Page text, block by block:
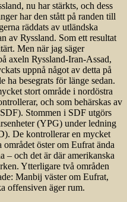
nu har stärkts, och dess
har den stått på randen till
räddats av utländska
av Ryssland. Som ett resultat
Men när jag säger
axeln Ryssland-Iran-Assad,
uppnå något av detta på
ha besegrats för länge sedan.
stort område i nordöstra
och som behärskas av
Stommen i SDF utgörs
(YPG) under ledning
De kontrollerar en mycket
öster om Eufrat ända
– och det är där amerikanska
Ytterligare två områden
Manbij väster om Eufrat,
offensiven äger rum.